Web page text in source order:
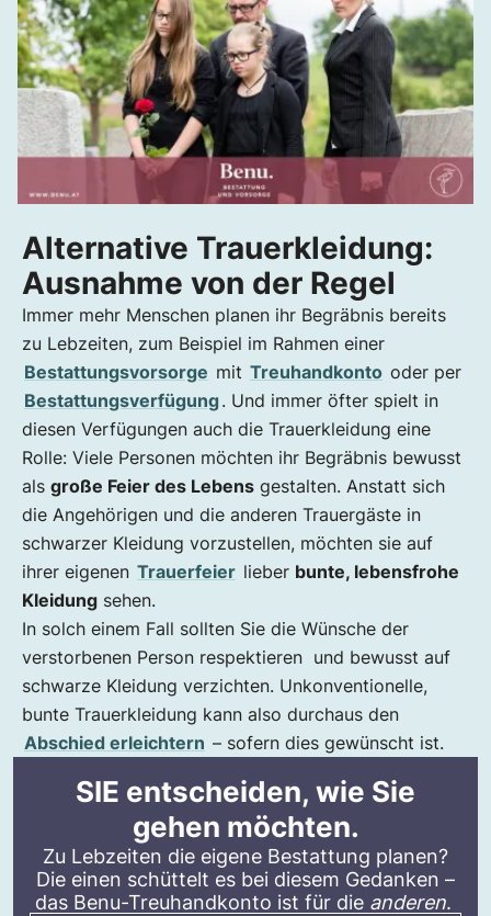
Alternative Trauerkleidung:
Ausnahme von der Regel
Immer mehr Menschen planen ihr Begräbnis bereits
zu Lebzeiten, zum Beispiel im Rahmen einer
Bestattungsvorsorge mit Treuhandkonto oder per
Bestattungsverfügung. Und immer öfter spielt in
diesen Verfügungen auch die Trauerkleidung eine
Rolle: Viele Personen möchten ihr Begräbnis bewusst
als große Feier des Lebens gestalten. Anstatt sich
die Angehörigen und die anderen Trauergäste in
schwarzer Kleidung vorzustellen, möchten sie auf
ihrer eigenen Trauerfeier lieber bunte, lebensfrohe
Kleidung sehen.
In solch einem Fall sollten Sie die Wünsche der
verstorbenen Person respektieren und bewusst auf
schwarze Kleidung verzichten. Unkonventionelle,
bunte Trauerkleidung kann also durchaus den
Abschied erleichtern – sofern dies gewünscht ist.
SIE entscheiden, wie Sie
gehen möchten.
Zu Lebzeiten die eigene Bestattung planen?
Die einen schüttelt es bei diesem Gedanken –
das Benu-Treuhandkonto ist für die anderen.